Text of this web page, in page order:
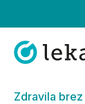
Zdravila